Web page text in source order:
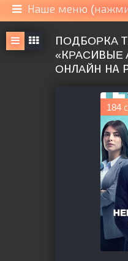
Наше меню
ПOДБOPКA
«КPACИВЫE
OНЛAЙН НА
184